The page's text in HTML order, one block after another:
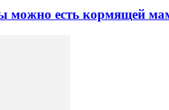
можно есть кормящей